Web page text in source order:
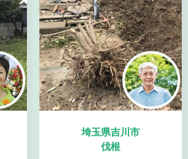
埼玉県吉川市
伐根